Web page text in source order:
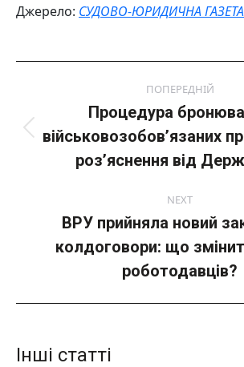
Джерело: СУДОВО-ЮРИДИЧНА ГАЗЕТА
ПОПЕРЕДНІЙ
пост:
Процедура
військовозобов’язаних
розʼяснення від
NEXT
Next
post:
ВРУ прийняла новий
колдоговори: що
роботодавців?
Інші статті